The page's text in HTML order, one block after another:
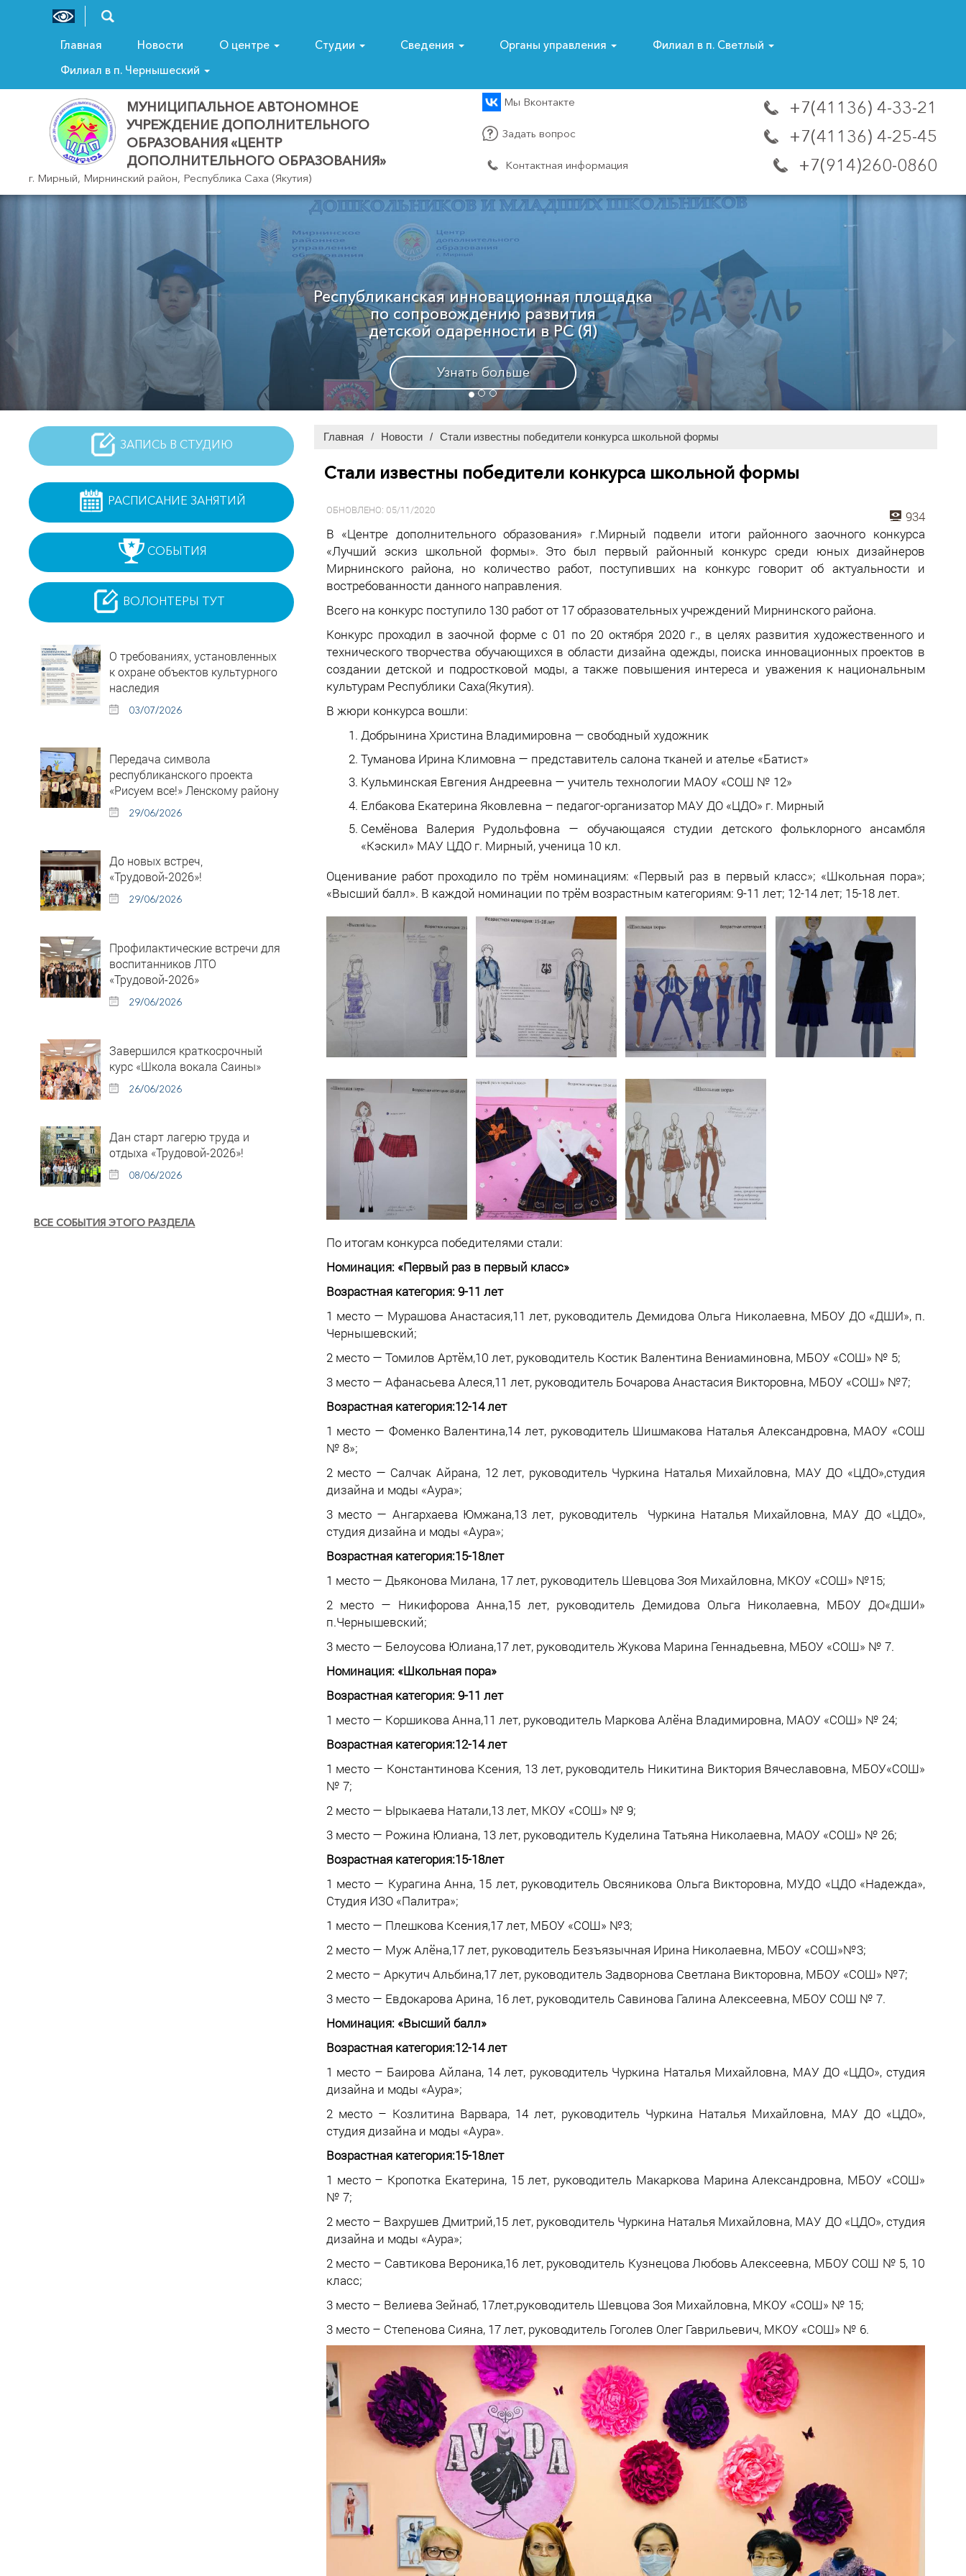
Главная Новости О центре Студии Сведения Органы управления
Филиал в п. Светлый
Филиал в п. Чернышеский
МУНИЦИПАЛЬНОЕ АВТОНОМНОЕ
УЧРЕЖДЕНИЕ ДОПОЛНИТЕЛЬНОГО
ОБРАЗОВАНИЯ «ЦЕНТР
ДОПОЛНИТЕЛЬНОГО ОБРАЗОВАНИЯ»
г. Мирный, Мирнинский район, Республика Саха (Якутия)
Мы Вконтакте
Задать вопрос
Контактная информация
+7(41136) 4-33-21
+7(41136) 4-25-45
+7(914)260-0860
Муниципальный опорный центр
Мирнинского района
Узнать больше
Главная / Новости / Стали известны победители конкурса школьной формы
Стали известны победители конкурса школьной формы
ОБНОВЛЕНО: 05/11/2020
934
В «Центре дополнительного образования» г.Мирный подвели итоги районного заочного конкурса
«Лучший эскиз школьной формы». Это был первый районный конкурс среди юных дизайнеров
Мирнинского района, но количество работ, поступивших на конкурс говорит об актуальности и
востребованности данного направления.
Всего на конкурс поступило 130 работ от 17 образовательных учреждений Мирнинского района.
Конкурс проходил в заочной форме с 01 по 20 октября 2020 г., в целях развития художественного и
технического творчества обучающихся в области дизайна одежды, поиска инновационных проектов в
создании детской и подростковой моды, а также повышения интереса и уважения к национальным
культурам Республики Саха(Якутия).
В жюри конкурса вошли:
Добрынина Христина Владимировна — свободный художник
Туманова Ирина Климовна — представитель салона тканей и ателье «Батист»
Кульминская Евгения Андреевна — учитель технологии МАОУ «СОШ № 12»
Елбакова Екатерина Яковлевна – педагог-организатор МАУ ДО «ЦДО» г. Мирный
Семёнова Валерия Рудольфовна — обучающаяся студии детского фольклорного ансамбля
«Кэскил» МАУ ЦДО г. Мирный, ученица 10 кл.
Оценивание работ проходило по трём номинациям: «Первый раз в первый класс»; «Школьная пора»;
«Высший балл». В каждой номинации по трём возрастным категориям: 9-11 лет; 12-14 лет; 15-18 лет.
По итогам конкурса победителями стали:
Номинация: «Первый раз в первый класс»
Возрастная категория: 9-11 лет
1 место — Мурашова Анастасия,11 лет, руководитель Демидова Ольга Николаевна, МБОУ ДО «ДШИ», п.
Чернышевский;
2 место — Томилов Артём,10 лет, руководитель Костик Валентина Вениаминовна, МБОУ «СОШ» № 5;
3 место — Афанасьева Алеся,11 лет, руководитель Бочарова Анастасия Викторовна, МБОУ «СОШ» №7;
Возрастная категория:12-14 лет
1 место — Фоменко Валентина,14 лет, руководитель Шишмакова Наталья Александровна, МАОУ «СОШ
№ 8»;
2 место — Салчак Айрана, 12 лет, руководитель Чуркина Наталья Михайловна, МАУ ДО «ЦДО»,студия
дизайна и моды «Аура»;
3 место — Ангархаева Юмжана,13 лет, руководитель Чуркина Наталья Михайловна, МАУ ДО «ЦДО»,
студия дизайна и моды «Аура»;
Возрастная категория:15-18лет
1 место — Дьяконова Милана, 17 лет, руководитель Шевцова Зоя Михайловна, МКОУ «СОШ» №15;
2 место — Никифорова Анна,15 лет, руководитель Демидова Ольга Николаевна, МБОУ ДО«ДШИ»
п.Чернышевский;
3 место — Белоусова Юлиана,17 лет, руководитель Жукова Марина Геннадьевна, МБОУ «СОШ» № 7.
Номинация: «Школьная пора»
Возрастная категория: 9-11 лет
1 место — Коршикова Анна,11 лет, руководитель Маркова Алёна Владимировна, МАОУ «СОШ» № 24;
Возрастная категория:12-14 лет
1 место — Константинова Ксения, 13 лет, руководитель Никитина Виктория Вячеславовна, МБОУ«СОШ»
№ 7;
2 место — Ырыкаева Натали,13 лет, МКОУ «СОШ» № 9;
3 место — Рожина Юлиана, 13 лет, руководитель Куделина Татьяна Николаевна, МАОУ «СОШ» № 26;
Возрастная категория:15-18лет
1 место — Курагина Анна, 15 лет, руководитель Овсяникова Ольга Викторовна, МУДО «ЦДО «Надежда»,
Студия ИЗО «Палитра»;
1 место — Плешкова Ксения,17 лет, МБОУ «СОШ» №3;
2 место — Муж Алёна,17 лет, руководитель Безъязычная Ирина Николаевна, МБОУ «СОШ»№3;
2 место – Аркутич Альбина,17 лет, руководитель Задворнова Светлана Викторовна, МБОУ «СОШ» №7;
3 место — Евдокарова Арина, 16 лет, руководитель Савинова Галина Алексеевна, МБОУ СОШ № 7.
Номинация: «Высший балл»
Возрастная категория:12-14 лет
1 место – Баирова Айлана, 14 лет, руководитель Чуркина Наталья Михайловна, МАУ ДО «ЦДО», студия
дизайна и моды «Аура»;
2 место – Козлитина Варвара, 14 лет, руководитель Чуркина Наталья Михайловна, МАУ ДО «ЦДО»,
студия дизайна и моды «Аура».
Возрастная категория:15-18лет
1 место – Кропотка Екатерина, 15 лет, руководитель Макаркова Марина Александровна, МБОУ «СОШ»
№ 7;
2 место – Вахрушев Дмитрий,15 лет, руководитель Чуркина Наталья Михайловна, МАУ ДО «ЦДО», студия
дизайна и моды «Аура»;
2 место – Савтикова Вероника,16 лет, руководитель Кузнецова Любовь Алексеевна, МБОУ СОШ № 5, 10
класс;
3 место – Велиева Зейнаб, 17лет,руководитель Шевцова Зоя Михайловна, МКОУ «СОШ» № 15;
3 место – Степенова Сияна, 17 лет, руководитель Гоголев Олег Гаврильевич, МКОУ «СОШ» № 6.
ЗАПИСЬ В СТУДИЮ
РАСПИСАНИЕ ЗАНЯТИЙ
СОБЫТИЯ
ВОЛОНТЕРЫ ТУТ
О требованиях, установленных
к охране объектов культурного
наследия
03/07/2026
Передача символа
республиканского проекта
«Рисуем все!» Ленскому району
29/06/2026
До новых встреч,
«Трудовой-2026»!
29/06/2026
Профилактические встречи для
воспитанников ЛТО
«Трудовой-2026»
29/06/2026
Завершился краткосрочный
курс «Школа вокала Саины»
26/06/2026
Дан старт лагерю труда и
отдыха «Трудовой-2026»!
08/06/2026
ВСЕ СОБЫТИЯ ЭТОГО РАЗДЕЛА